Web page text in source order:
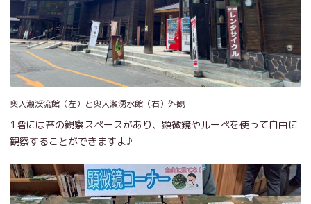
奥入瀬渓流館（左）と奥入瀬湧水館（右）外観
1階には苔の観察スペースがあり、顕微鏡やルーペを使って自由に
観察することができますよ♪